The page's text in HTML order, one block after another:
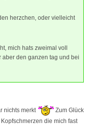
herzchen, oder vielleicht
mich hats zweimal voll
aber den ganzen tag und bei
nichts merkt
Zum Glück
die mich fast